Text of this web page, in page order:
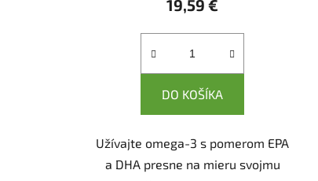
19,59 €
DO KOŠÍKA
Užívajte omega-3 s pomerom EPA
a DHA presne na mieru svojmu